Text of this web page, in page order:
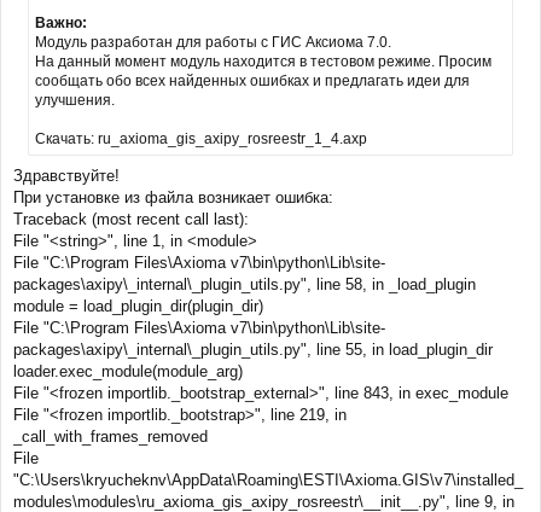
Важно:
Модуль разработан для работы с ГИС Аксиома 7.0.
На данный момент модуль находится в тестовом режиме. Просим
сообщать обо всех найденных ошибках и предлагать идеи для
улучшения.
Скачать: ru_axioma_gis_axipy_rosreestr_1_4.axp
Здравствуйте!
При установке из файла возникает ошибка:
Traceback (most recent call last):
File "<string>", line 1, in <module>
File "C:\Program Files\Axioma v7\bin\python\Lib\site-
packages\axipy\_internal\_plugin_utils.py", line 58, in _load_plugin
module = load_plugin_dir(plugin_dir)
File "C:\Program Files\Axioma v7\bin\python\Lib\site-
packages\axipy\_internal\_plugin_utils.py", line 55, in load_plugin_dir
loader.exec_module(module_arg)
File "<frozen importlib._bootstrap_external>", line 843, in exec_module
File "<frozen importlib._bootstrap>", line 219, in
_call_with_frames_removed
File
"C:\Users\kryucheknv\AppData\Roaming\ESTI\Axioma.GIS\v7\installed_
modules\modules\ru_axioma_gis_axipy_rosreestr\__init__.py", line 9, in